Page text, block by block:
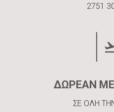
2751
ΔΩΡΕΑΝ
ΣΕ ΟΛΗ